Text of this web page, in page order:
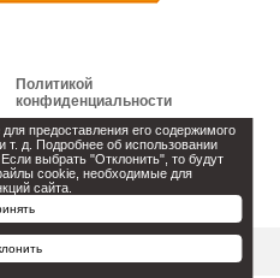
предоставления его содержимого
т. д. Подробнее об использовании
. Если выбрать "Отклонить", то будут
cookie, необходимые для
сайта.
Политикой
конфиденциальности
Информация о лицензии на
программное обеспечение
страницы